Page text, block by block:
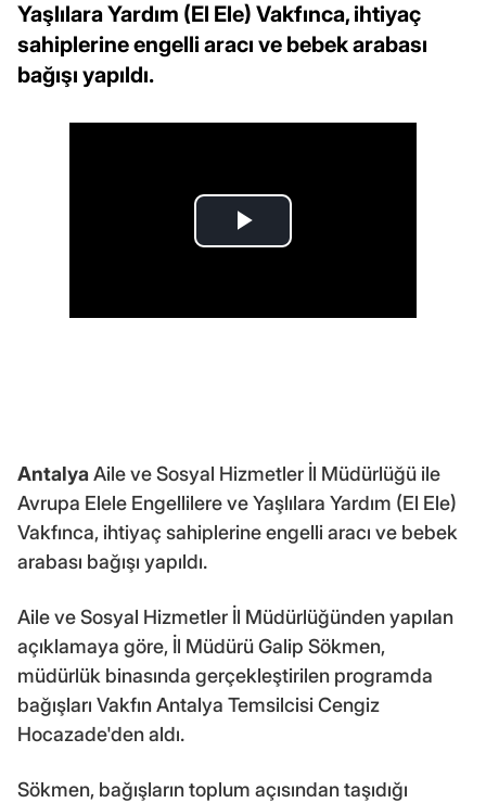
Yaşlılara Yardım (El Ele) Vakfınca, ihtiyaç
sahiplerine engelli aracı ve bebek arabası
bağışı yapıldı.
Antalya Aile ve Sosyal Hizmetler İl Müdürlüğü ile
Avrupa Elele Engellilere ve Yaşlılara Yardım (El Ele)
Vakfınca, ihtiyaç sahiplerine engelli aracı ve bebek
arabası bağışı yapıldı.
Aile ve Sosyal Hizmetler İl Müdürlüğünden yapılan
açıklamaya göre, İl Müdürü Galip Sökmen,
müdürlük binasında gerçekleştirilen programda
bağışları Vakfın Antalya Temsilcisi Cengiz
Hocazade'den aldı.
Sökmen, bağışların toplum açısından taşıdığı